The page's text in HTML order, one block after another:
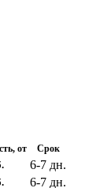
от Срок
6-7 дн.
6-7 дн.